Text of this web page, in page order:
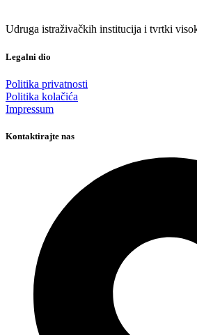
Udruga istraživačkih institucija i tvrtki
Legalni dio
Politika privatnosti
Politika kolačića
Impressum
Kontaktirajte nas